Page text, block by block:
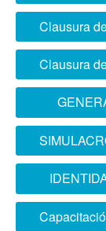
y
Clausura
Clausura